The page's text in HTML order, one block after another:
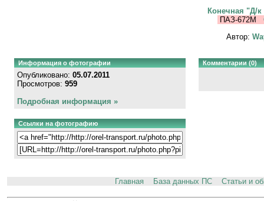
Конечная "Д/
ПАЗ-672М
Автор:
Информация о фотографии
Опубликовано: 05.07.2011
Просмотров: 959
Подробная информация »
Ссылки на фотографию
Комментарии (0)
Главная База данных ПС Статьи и